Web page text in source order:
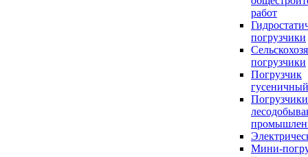
работ
погрузчики
погрузчики
Погрузчик
гусеничный
Мини-